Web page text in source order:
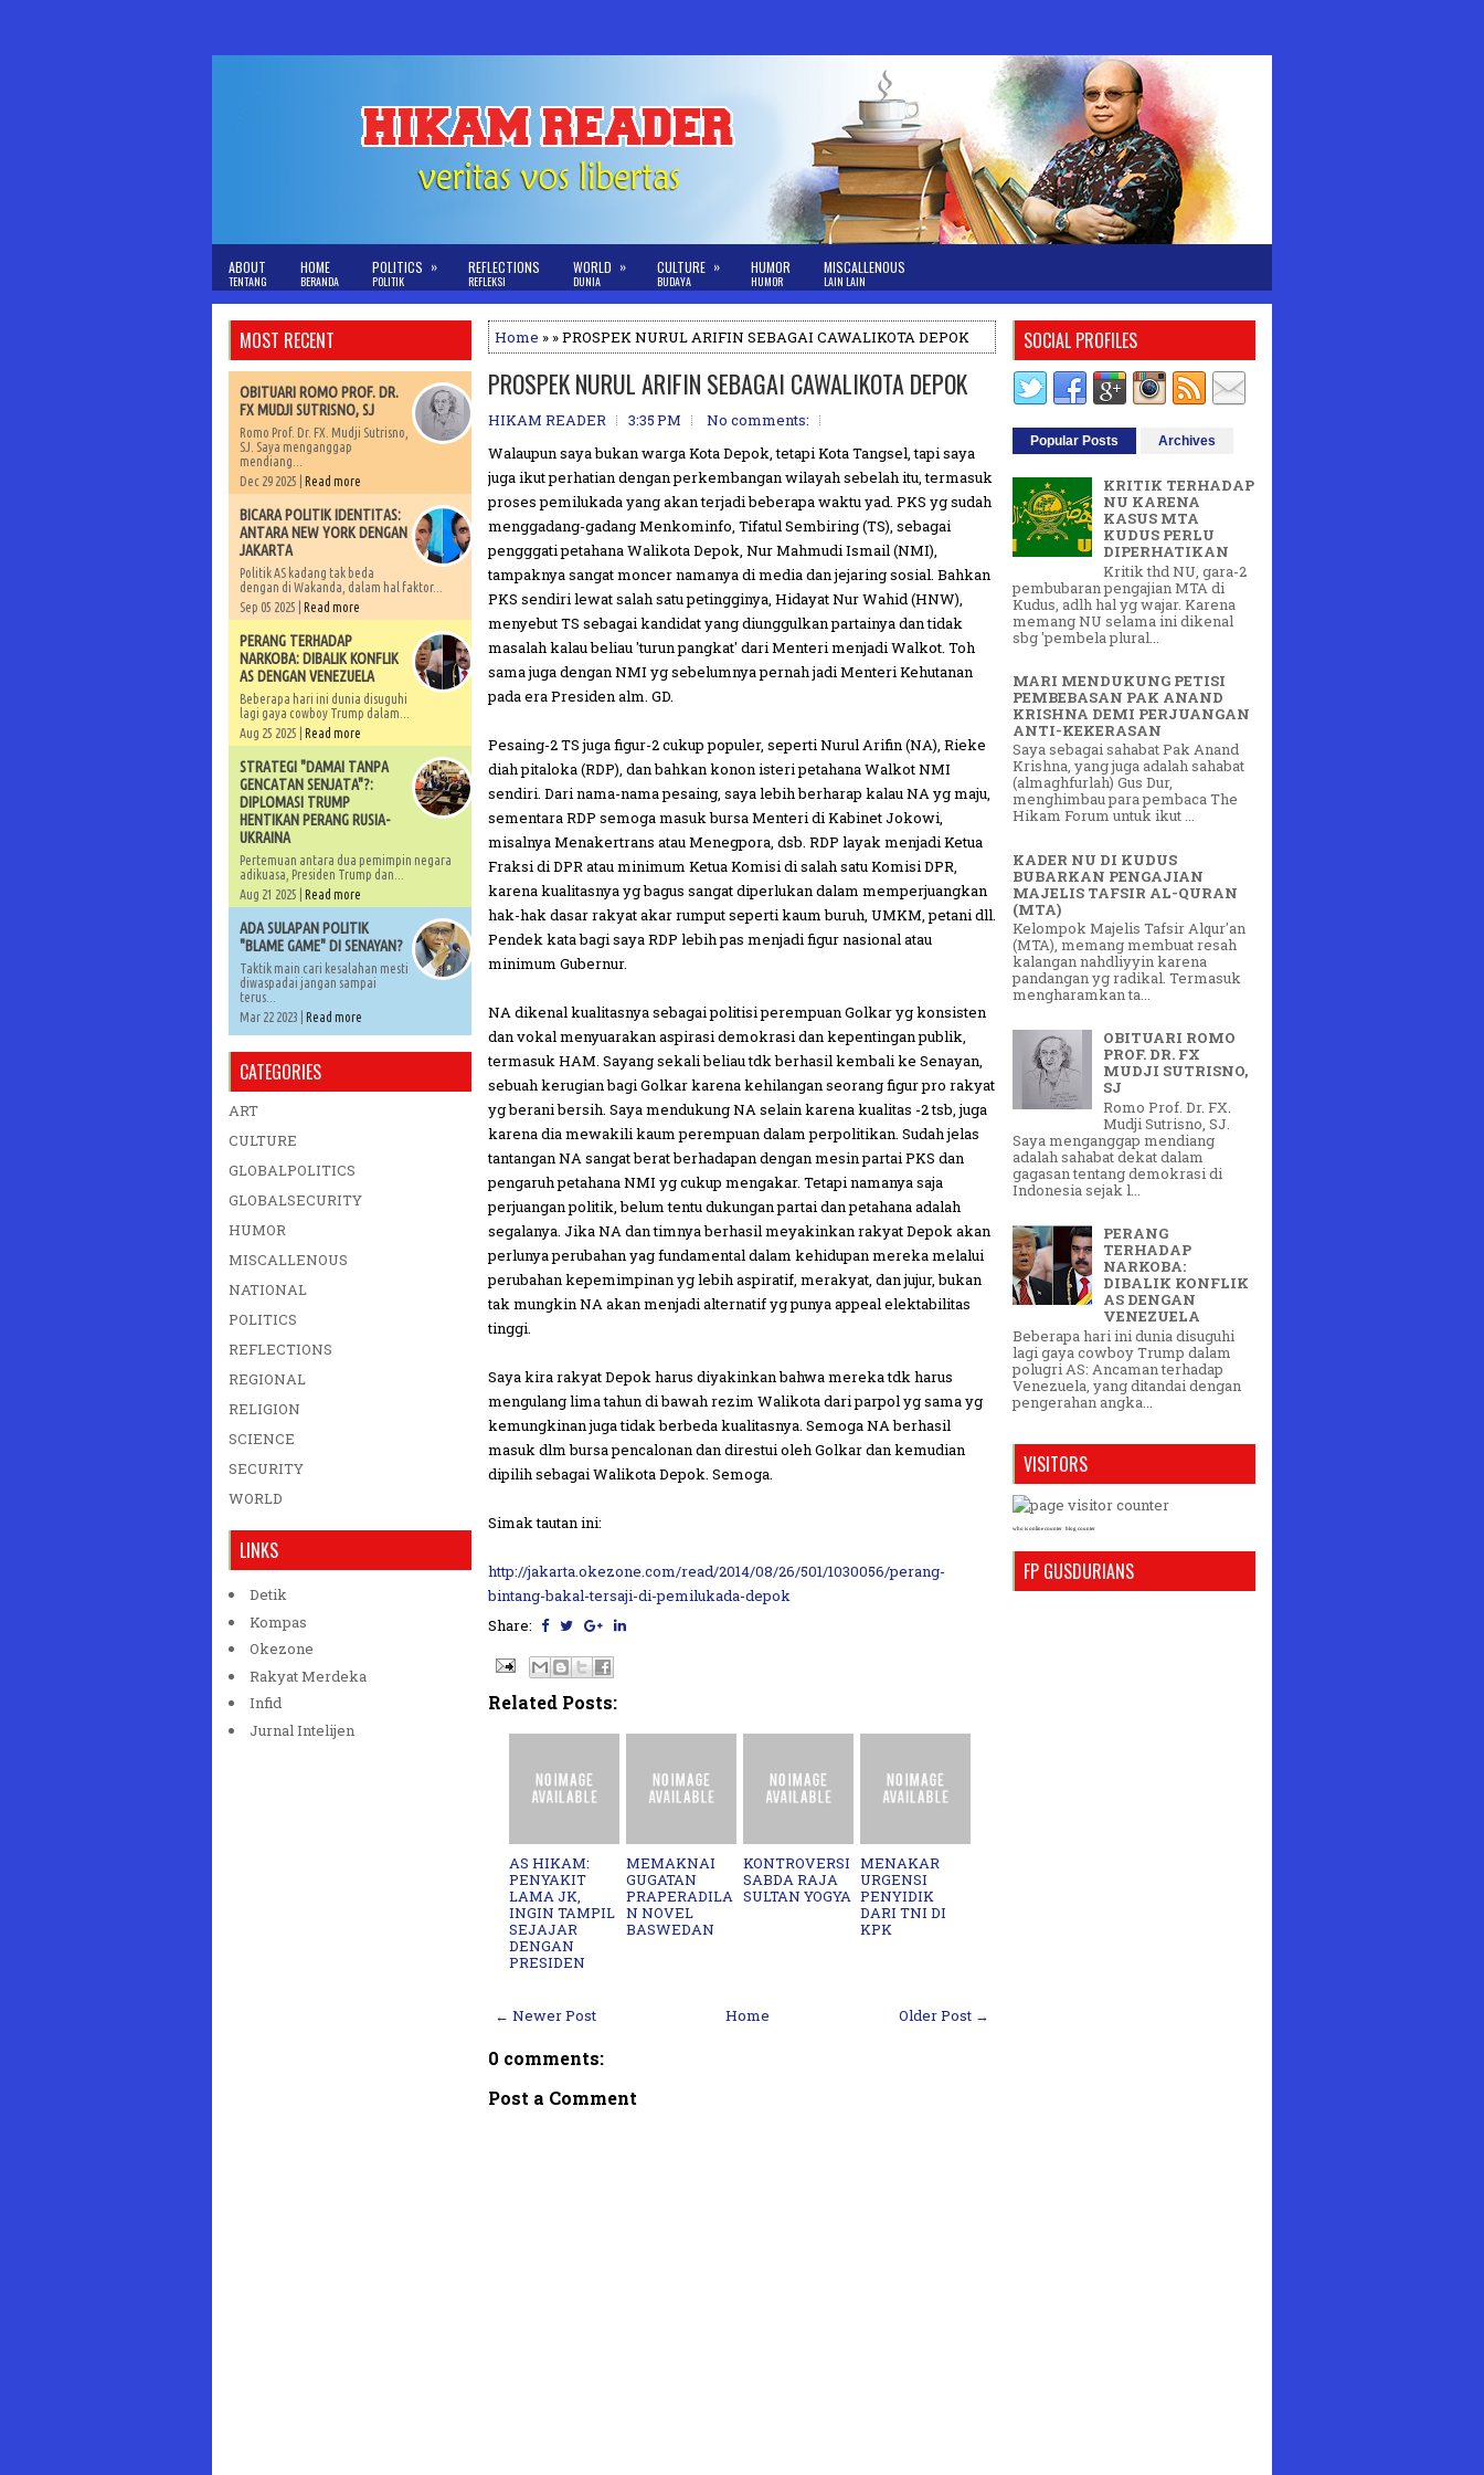
ABOUT
TENTANG
HOME
BERANDA
POLITICS
POLITIK
» REFLECTIONS
REFLEKSI
WORLD
DUNIA
» CULTURE
BUDAYA
» HUMOR
HUMOR
MISCALLENOUS
LAIN LAIN
Home » » PROSPEK NURUL ARIFIN SEBAGAI CAWALIKOTA DEPOK
PROSPEK NURUL ARIFIN SEBAGAI CAWALIKOTA DEPOK
HIKAM READER 3:35 PM
No comments:
Walaupun saya bukan warga Kota Depok, tetapi Kota Tangsel, tapi saya
juga ikut perhatian dengan perkembangan wilayah sebelah itu, termasuk
proses pemilukada yang akan terjadi beberapa waktu yad. PKS yg sudah
menggadang-gadang Menkominfo, Tifatul Sembiring (TS), sebagai
pengggati petahana Walikota Depok, Nur Mahmudi Ismail (NMI),
tampaknya sangat moncer namanya di media dan jejaring sosial. Bahkan
PKS sendiri lewat salah satu petingginya, Hidayat Nur Wahid (HNW),
menyebut TS sebagai kandidat yang diunggulkan partainya dan tidak
masalah kalau beliau 'turun pangkat' dari Menteri menjadi Walkot. Toh
sama juga dengan NMI yg sebelumnya pernah jadi Menteri Kehutanan
pada era Presiden alm. GD.
Pesaing-2 TS juga figur-2 cukup populer, seperti Nurul Arifin (NA), Rieke
diah pitaloka (RDP), dan bahkan konon isteri petahana Walkot NMI
sendiri. Dari nama-nama pesaing, saya lebih berharap kalau NA yg maju,
sementara RDP semoga masuk bursa Menteri di Kabinet Jokowi,
misalnya Menakertrans atau Menegpora, dsb. RDP layak menjadi Ketua
Fraksi di DPR atau minimum Ketua Komisi di salah satu Komisi DPR,
karena kualitasnya yg bagus sangat diperlukan dalam memperjuangkan
hak-hak dasar rakyat akar rumput seperti kaum buruh, UMKM, petani dll.
Pendek kata bagi saya RDP lebih pas menjadi figur nasional atau
minimum Gubernur.
NA dikenal kualitasnya sebagai politisi perempuan Golkar yg konsisten
dan vokal menyuarakan aspirasi demokrasi dan kepentingan publik,
termasuk HAM. Sayang sekali beliau tdk berhasil kembali ke Senayan,
sebuah kerugian bagi Golkar karena kehilangan seorang figur pro rakyat
yg berani bersih. Saya mendukung NA selain karena kualitas -2 tsb, juga
karena dia mewakili kaum perempuan dalam perpolitikan. Sudah jelas
tantangan NA sangat berat berhadapan dengan mesin partai PKS dan
pengaruh petahana NMI yg cukup mengakar. Tetapi namanya saja
perjuangan politik, belum tentu dukungan partai dan petahana adalah
segalanya. Jika NA dan timnya berhasil meyakinkan rakyat Depok akan
perlunya perubahan yag fundamental dalam kehidupan mereka melalui
perubahan kepemimpinan yg lebih aspiratif, merakyat, dan jujur, bukan
tak mungkin NA akan menjadi alternatif yg punya appeal elektabilitas
tinggi.
Saya kira rakyat Depok harus diyakinkan bahwa mereka tdk harus
mengulang lima tahun di bawah rezim Walikota dari parpol yg sama yg
kemungkinan juga tidak berbeda kualitasnya. Semoga NA berhasil
masuk dlm bursa pencalonan dan direstui oleh Golkar dan kemudian
dipilih sebagai Walikota Depok. Semoga.
Simak tautan ini:
http://jakarta.okezone.com/read/2014/08/26/501/1030056/perang-
bintang-bakal-tersaji-di-pemilukada-depok
Share:
Related Posts:
AS HIKAM:
PENYAKIT
LAMA JK,
INGIN TAMPIL
SEJAJAR
DENGAN
PRESIDEN
MEMAKNAI
GUGATAN
PRAPERADILA
N NOVEL
BASWEDAN
KONTROVERSI
SABDA RAJA
SULTAN YOGYA
MENAKAR
URGENSI
PENYIDIK
DARI TNI DI
KPK
← Newer Post Older Post →
Home
0 comments:
Post a Comment
MOST RECENT
OBITUARI ROMO PROF. DR.
FX MUDJI SUTRISNO, SJ
Romo Prof. Dr. FX. Mudji Sutrisno,
SJ. Saya menganggap
mendiang...
Dec 29 2025 | Read more
BICARA POLITIK IDENTITAS:
ANTARA NEW YORK DENGAN
JAKARTA
Politik AS kadang tak beda
dengan di Wakanda, dalam hal faktor...
Sep 05 2025 | Read more
PERANG TERHADAP
NARKOBA: DIBALIK KONFLIK
AS DENGAN VENEZUELA
Beberapa hari ini dunia disuguhi
lagi gaya cowboy Trump dalam...
Aug 25 2025 | Read more
STRATEGI "DAMAI TANPA
GENCATAN SENJATA"?:
DIPLOMASI TRUMP
HENTIKAN PERANG RUSIA-
UKRAINA
Pertemuan antara dua pemimpin negara
adikuasa, Presiden Trump dan...
Aug 21 2025 | Read more
ADA SULAPAN POLITIK
"BLAME GAME" DI SENAYAN?
Taktik main cari kesalahan mesti
diwaspadai jangan sampai
terus...
Mar 22 2023 | Read more
CATEGORIES
ART
CULTURE
GLOBALPOLITICS
GLOBALSECURITY
HUMOR
MISCALLENOUS
NATIONAL
POLITICS
REFLECTIONS
REGIONAL
RELIGION
SCIENCE
SECURITY
WORLD
LINKS
Detik
Kompas
Okezone
Rakyat Merdeka
Infid
Jurnal Intelijen
SOCIAL PROFILES
Popular Posts Archives
KRITIK TERHADAP
NU KARENA
KASUS MTA
KUDUS PERLU
DIPERHATIKAN
Kritik thd NU, gara-2
pembubaran pengajian MTA di
Kudus, adlh hal yg wajar. Karena
memang NU selama ini dikenal
sbg 'pembela plural...
MARI MENDUKUNG PETISI
PEMBEBASAN PAK ANAND
KRISHNA DEMI PERJUANGAN
ANTI-KEKERASAN
Saya sebagai sahabat Pak Anand
Krishna, yang juga adalah sahabat
(almaghfurlah) Gus Dur,
menghimbau para pembaca The
Hikam Forum untuk ikut ...
KADER NU DI KUDUS
BUBARKAN PENGAJIAN
MAJELIS TAFSIR AL-QURAN
(MTA)
Kelompok Majelis Tafsir Alqur'an
(MTA), memang membuat resah
kalangan nahdliyyin karena
pandangan yg radikal. Termasuk
mengharamkan ta...
OBITUARI ROMO
PROF. DR. FX
MUDJI SUTRISNO,
SJ
Romo Prof. Dr. FX.
Mudji Sutrisno, SJ.
Saya menganggap mendiang
adalah sahabat dekat dalam
gagasan tentang demokrasi di
Indonesia sejak l...
PERANG
TERHADAP
NARKOBA:
DIBALIK KONFLIK
AS DENGAN
VENEZUELA
Beberapa hari ini dunia disuguhi
lagi gaya cowboy Trump dalam
polugri AS: Ancaman terhadap
Venezuela, yang ditandai dengan
pengerahan angka...
VISITORS
who is online counter blog counter
FP GUSDURIANS